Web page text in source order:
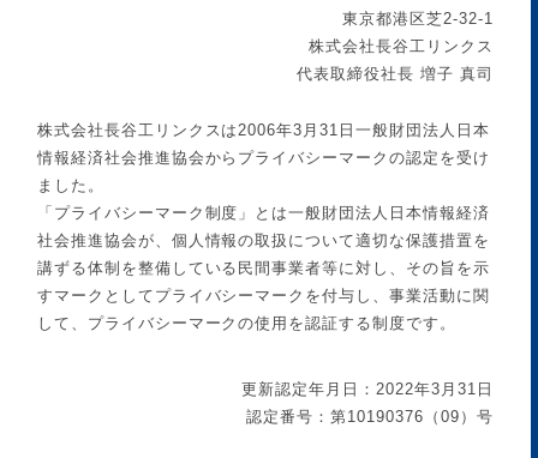
東京都港区芝2-32-1
株式会社長谷工リンクス
代表取締役社長 増子 真司
株式会社長谷工リンクスは2006年3月31日一般財団法人日本
情報経済社会推進協会からプライバシーマークの認定を受け
ました。
「プライバシーマーク制度」とは一般財団法人日本情報経済
社会推進協会が、個人情報の取扱について適切な保護措置を
講ずる体制を整備している民間事業者等に対し、その旨を示
すマークとしてプライバシーマークを付与し、事業活動に関
して、プライバシーマークの使用を認証する制度です。
更新認定年月日：2022年3月31日
認定番号：第10190376（09）号